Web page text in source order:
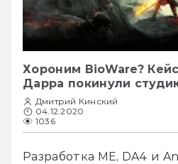
Хороним BioWare?
Дарра покинули
Дмитрий Кинский
04.12.2020
1036
Разработка ME, DA4 и